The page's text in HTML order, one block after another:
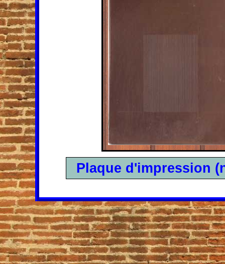
Plaque d'impression